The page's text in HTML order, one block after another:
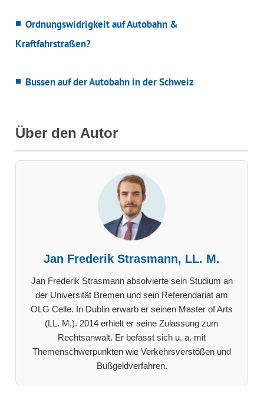
Ordnungswidrigkeit auf Autobahn &
Kraftfahrstraßen?
Bussen auf der Autobahn in der Schweiz
Über den Autor
Jan Frederik Strasmann, LL. M.
Jan Frederik Strasmann absolvierte sein Studium an
der Universität Bremen und sein Referendariat am
OLG Celle. In Dublin erwarb er seinen Master of Arts
(LL. M.). 2014 erhielt er seine Zulassung zum
Rechtsanwalt. Er befasst sich u. a. mit
Themenschwerpunkten wie Verkehrsverstößen und
Bußgeldverfahren.